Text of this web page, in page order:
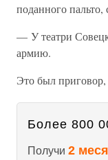
поданного пальто,
— У театри
армию.
Это был
Более 800
Получи 2